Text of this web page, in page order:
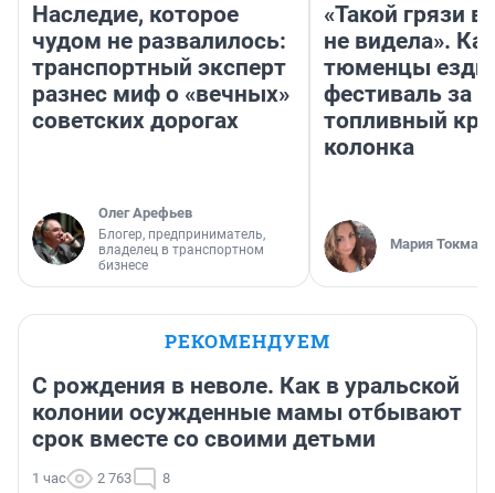
Наследие, которое
чудом не развалилось:
транспортный эксперт
разнес миф о «вечных»
советских дорогах
Олег Арефьев
Блогер, предприниматель,
владелец в транспортном
бизнесе
«Такой грязи
не видела».
тюменцы
фестиваль за
топливный
колонка
Мария
РЕКОМЕНДУЕМ
С рождения в неволе. Как в уральской
колонии осужденные мамы отбывают
срок вместе со своими детьми
1 час 2 763 8